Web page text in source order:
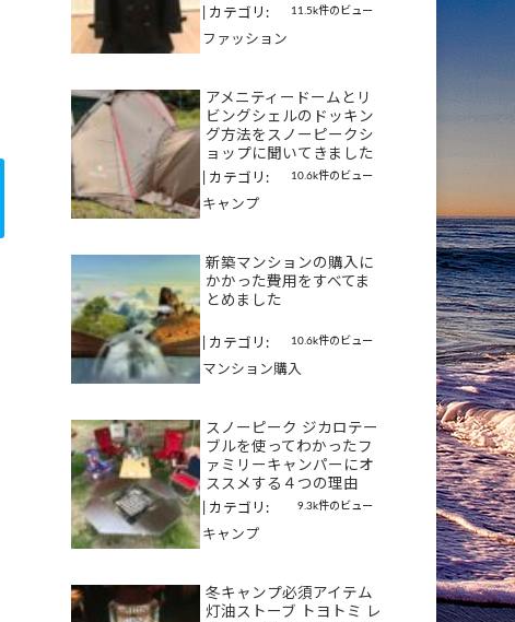
11.5k件のビュー
カテゴリ:
ファッション
アメニティードームとリ
ビングシェルのドッキン
グ方法をスノーピークシ
ョップに聞いてきました
10.6k件のビュー
カテゴリ:
キャンプ
新築マンションの購入に
かかった費用をすべてま
とめました
10.6k件のビュー
カテゴリ:
マンション購入
スノーピーク ジカロテー
ブルを使ってわかったフ
ァミリーキャンパーにオ
ススメする４つの理由
9.3k件のビュー
カテゴリ:
キャンプ
冬キャンプ必須アイテム
灯油ストーブ トヨトミ レ